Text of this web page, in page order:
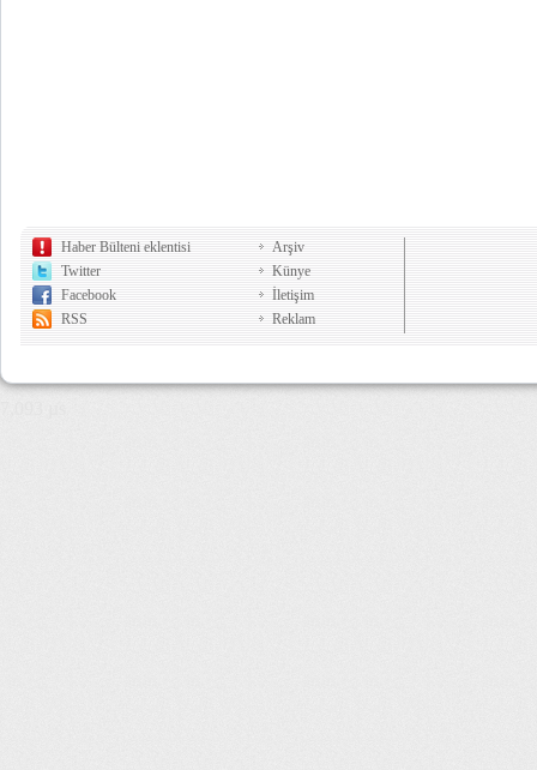
Haber Bülteni eklentisi
Twitter
Facebook
RSS
Arşiv
Künye
İletişim
Reklam